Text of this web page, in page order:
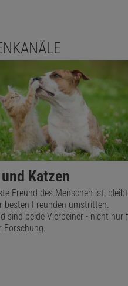
Diesen Artikel
ist
Katzen
Freund des Menschen ist, bleibt
besten Freunden umstritten.
sind beide Vierbeiner - nicht nur
Forschung.